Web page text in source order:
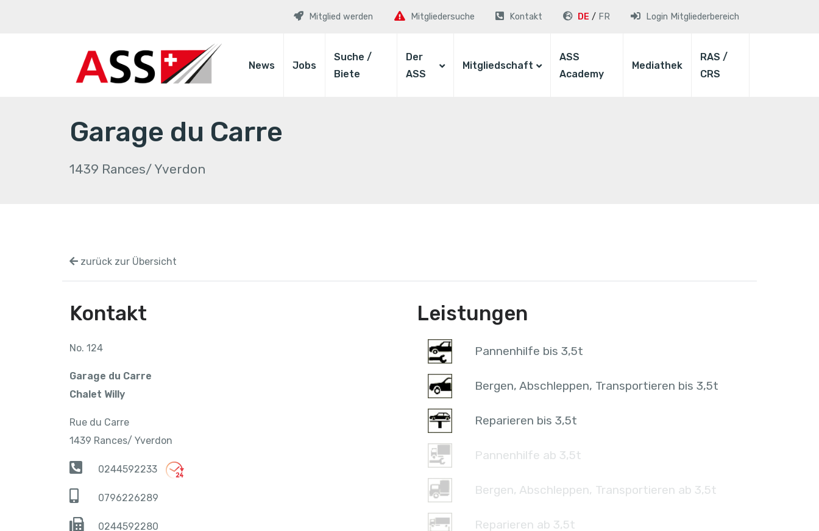
Mitglied werden Mitgliedersuche Kontakt DE FR Login Mitgliederbereich
News Jobs
Suche /
Biete
Der
ASS
Mitgliedschaft
ASS
Academy
Mediathek
RAS /
CRS
Garage du Carre
1439 Rances/ Yverdon
zurück zur Übersicht
Kontakt
No. 124
Garage du Carre
Chalet Willy
Rue du Carre
1439 Rances/ Yverdon
0244592233
0796226289
0244592280
Leistungen
Pannenhilfe bis 3,5t
Bergen, Abschleppen, Transportieren bis 3,5t
Reparieren bis 3,5t
Pannenhilfe ab 3,5t
Bergen, Abschleppen, Transportieren ab 3,5t
Reparieren ab 3,5t